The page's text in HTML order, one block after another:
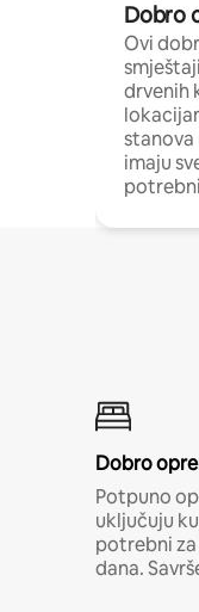
Dobro
Ovi
drvenih
stanova
imaju
Dobro
Potpuno
uključuju
potrebni
dana.